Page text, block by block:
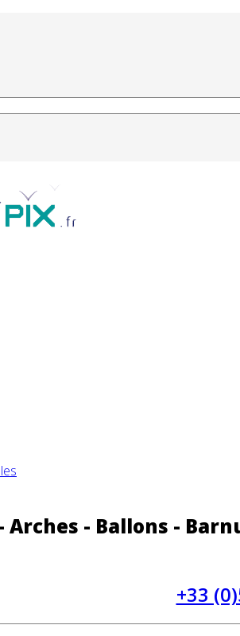
- Ballons -
+33